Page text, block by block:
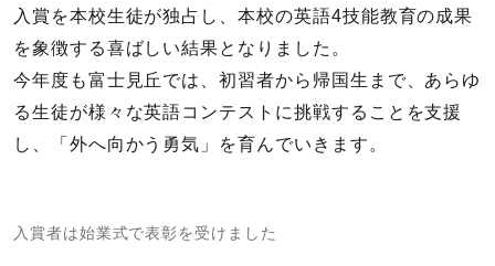
入賞を本校生徒が独占し、本校の英語4技能教育の成果
を象徴する喜ばしい結果となりました。
今年度も富士見丘では、初習者から帰国生まで、あらゆ
る生徒が様々な英語コンテストに挑戦することを支援
し、「外へ向かう勇気」を育んでいきます。
入賞者は始業式で表彰を受けました